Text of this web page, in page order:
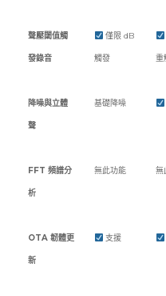
聲壓閾值觸
發錄音
僅限 dB
觸發 重
降噪與立體
聲
基礎降噪
FFT 頻譜分
析
無此功能 無
OTA 韌體更
新
支援